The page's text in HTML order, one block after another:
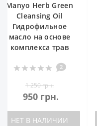
Manyo Pure Aqua
Peel Пилинг-гель с
PHA-кислотой для
сияния кожи
594 грн.
НЕТ В НАЛИЧИИ